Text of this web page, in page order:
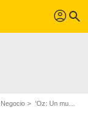
profil search
'Oz: Un mundo de fantasía': el cine familiar reina en la taquilla española